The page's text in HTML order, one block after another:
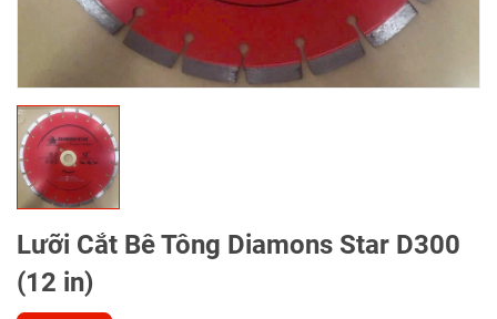
Lưỡi Cắt Bê Tông Diamons Star D300
(12 in)